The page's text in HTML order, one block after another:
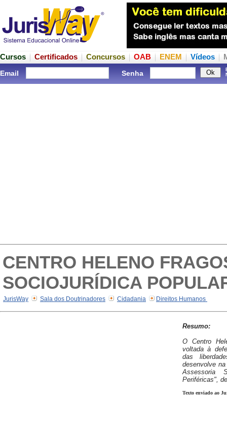
Cursos Certificados Concursos OAB ENEM Vídeos
Email Senha
CENTRO HELENO
SOCIOJURÍDICA
JurisWay Sala dos Doutrinadores Cidadania Direitos Humanos
Resumo:
O Centro
voltada à
das
desenvolve
Assessoria
Periféricas",
Texto enviado ao